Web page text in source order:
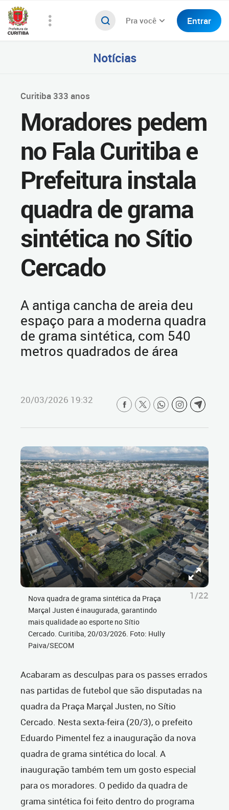
Pra você Entrar
Notícias
Curitiba 333 anos
Moradores pedem
no Fala Curitiba e
Prefeitura instala
quadra de grama
sintética no Sítio
Cercado
A antiga cancha de areia deu
espaço para a moderna quadra
de grama sintética, com 540
metros quadrados de área
20/03/2026 19:32
Nova quadra de grama sintética da Praça
Marçal Justen é inaugurada, garantindo
mais qualidade ao esporte no Sítio
Cercado. Curitiba, 20/03/2026. Foto: Hully
Paiva/SECOM
1/22
Acabaram as desculpas para os passes errados
nas partidas de futebol que são disputadas na
quadra da Praça Marçal Justen, no Sítio
Cercado. Nesta sexta-feira (20/3), o prefeito
Eduardo Pimentel fez a inauguração da nova
quadra de grama sintética do local. A
inauguração também tem um gosto especial
para os moradores. O pedido da quadra de
grama sintética foi feito dentro do programa